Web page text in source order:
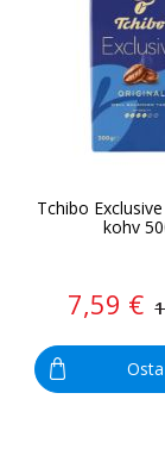
Tchibo
kohv
7,59 €
Osta